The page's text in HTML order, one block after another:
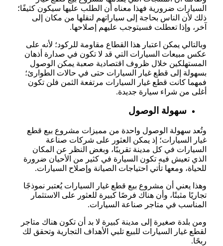
السيارات ضرورية فهذا معناه أن الطلب عليها سيكون كثيفًا؛
ذلك لأن الناس بحاجة إلى سياراتهم لنقلها من مكان إلى
آخر، وإذا تعطلت فسيتوجب عليهم إصلاحها.
وبالتالي يمكن اعتبار هذا القطاع مقاومة للركود؛ لأنه على
عكس مبيعات السيارات التي قد لا تكون في صدارة أذهان
المستهلكين خلال ظروف اقتصادية صعبة يمكن الوصول
بسهولة إلى قطع غيار السيارات حتى في حالات الطوارئ؛
فمهما كانت قطع غيار السيارات مرتفعة الثمن فلن تكون
أغلى من شراء سيارة جديدة.
سهولة الوصول
وتُعد سهولة الوصول واحدة من مميزات مشروع بيع قطع
غيار السيارات؛ إذ يمكن العثور على شركات صناعة
السيارات في كل مدينة تقريبًا، وبغض النظر عن المكان
الذي تعيش فيه تكون السيارة في كثير من الأحيان ضرورة
للحياة، ومعها تأتي احتياجات الصيانة وإصلاح السيارات.
وهذا يعني أن مشروع بيع قطع غيار السيارات يُعتبر نموذجًا
تجاريًا مثبتًا، وأن هناك فرصًا كبيرة للعثور على الاستثمار
المناسب في متاجر صناعة السيارات.
ومن بلدة صغيرة إلى مدينة كبيرة لا بد أن تكون هناك متاجر
لقطع غيار السيارات للبيع تلبي الأهداف التجارية وتحقق لك
ربحًا.